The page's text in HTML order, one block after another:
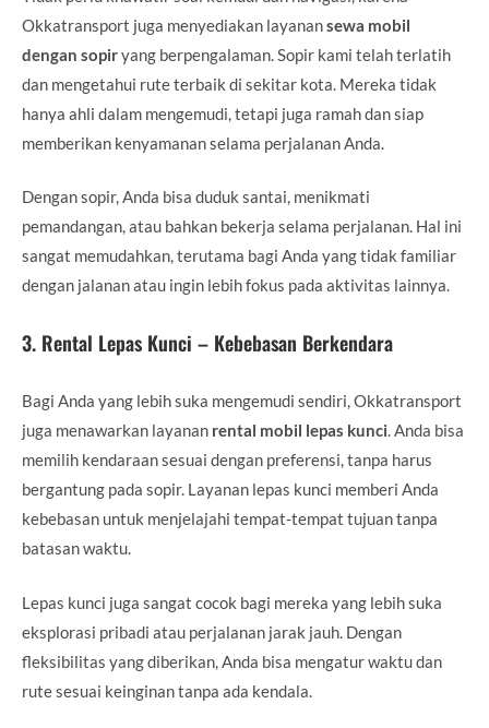
Okkatransport juga menyediakan layanansewa mobil
dengan sopiryang berpengalaman. Sopir kami telah terlatih
dan mengetahui rute terbaik di sekitar kota. Mereka tidak
hanya ahli dalam mengemudi, tetapi juga ramah dan siap
memberikan kenyamanan selama perjalanan Anda.
Dengan sopir, Anda bisa duduk santai, menikmati
pemandangan, atau bahkan bekerja selama perjalanan. Hal ini
sangat memudahkan, terutama bagi Anda yang tidak familiar
dengan jalanan atau ingin lebih fokus pada aktivitas lainnya.
3. Rental Lepas Kunci – Kebebasan Berkendara
Bagi Anda yang lebih suka mengemudi sendiri, Okkatransport
juga menawarkan layanan rental mobil lepas kunci. Anda bisa
memilih kendaraan sesuai dengan preferensi, tanpa harus
bergantung pada sopir. Layanan lepas kunci memberi Anda
kebebasan untuk menjelajahi tempat-tempat tujuan tanpa
batasan waktu.
Lepas kunci juga sangat cocok bagi mereka yang lebih suka
eksplorasi pribadi atau perjalanan jarak jauh. Dengan
fleksibilitas yang diberikan, Anda bisa mengatur waktu dan
rute sesuai keinginan tanpa ada kendala.